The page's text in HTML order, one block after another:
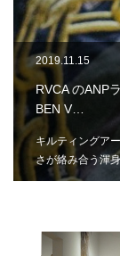
2019.11.15
RVCA のANP
BEN V…
キルティングア
さが絡み合う渾